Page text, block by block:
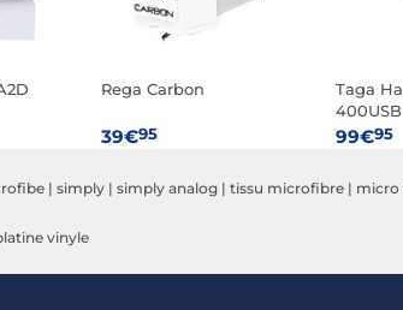
Rega Carbon
39€95
Taga
99€95
| simply | simply analog | tissu microfibre | micro
vinyle